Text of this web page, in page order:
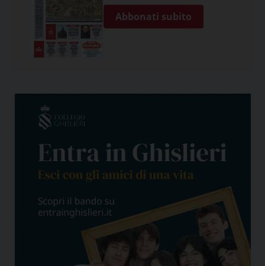
Abbonati subito